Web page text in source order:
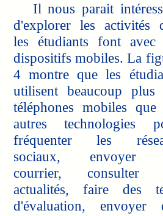
Il nous parait
d'explorer les activités
les étudiants font avec
dispositifs mobiles. La
4 montre que les
utilisent beaucoup plus
téléphones mobiles que
autres technologies
fréquenter les
sociaux, envoyer
courrier, consulter
actualités, faire des
d'évaluation, envoyer